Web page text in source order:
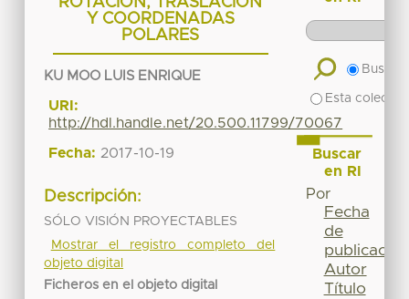
Y COORDENADAS
POLARES
KU MOO LUIS ENRIQUE
URI:
http://hdl.handle.net/20.500.11799/70067
Fecha: 2017-10-19
Descripción:
SÓLO VISIÓN PROYECTABLES
Mostrar el registro completo del
objeto digital
Ficheros en el objeto digital
Buscar
Esta
Buscar
en RI
Por
Fecha
de
publicación
Autor
Título